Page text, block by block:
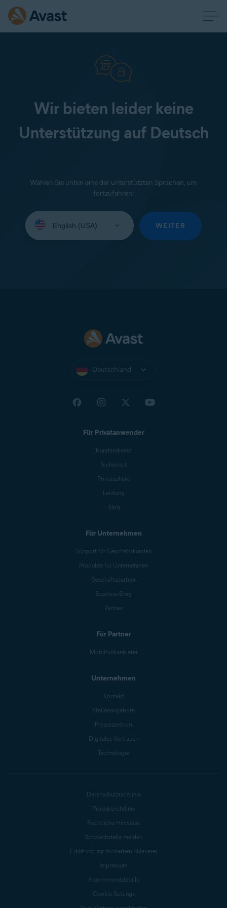
Wir bieten leider keine
Unterstützung auf Deutsch
Wählen Sie unten eine der unterstützten Sprachen, um
fortzufahren:
Sie
Sprache
WEITER
Deutschland
Für Privatanwender
Kundendienst
Sicherheit
Privatsphäre
Leistung
Blog
Für Unternehmen
Support für Geschäftskunden
Produkte für Unternehmen
Geschäftspartner
Business-Blog
Partner
Für Partner
Mobilfunkanbieter
Unternehmen
Kontakt
Stellenangebote
Pressezentrum
Digitales Vertrauen
Technologie
Datenschutzrichtlinie
Produktrichtlinie
Rechtliche Hinweise
Schwachstelle melden
Erklärung zur modernen Sklaverei
Impressum
Abonnementdetails
Cookie Settings